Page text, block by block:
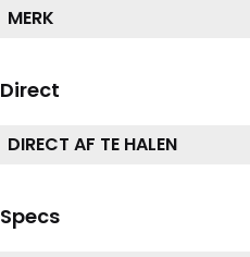
MERK
Direct
DIRECT AF TE HALEN
Specs